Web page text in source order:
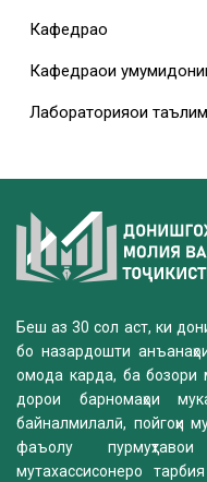
Кафедраҳо
Кафедраҳои
Лабораторияҳои
Беш аз 30 сол аст, ки
бо назардошти
омода карда, ба бозори
дорои барномаҳои
байналмилалӣ, пойгоҳи
фаъолу
мутахассисонеро